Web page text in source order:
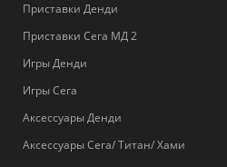
Приставки Денди
Приставки Сега МД 2
Игры Денди
Игры Сега
Аксессуары Денди
Аксессуары Сега/ Титан/ Хами